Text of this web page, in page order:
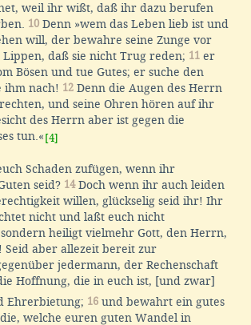
weil ihr wißt, daß ihr dazu berufen
10 Denn »wem das Leben lieb ist und
will, der bewahre seine Zunge vor
Lippen, daß sie nicht Trug reden; 11 er
Bösen und tue Gutes; er suche den
ihm nach! 12 Denn die Augen des Herrn
und seine Ohren hören auf ihr
des Herrn aber ist gegen die
tun.« [4]
Schaden zufügen, wenn ihr
seid? 14Doch wenn ihr auch leiden
willen, glückselig seid ihr! Ihr
nicht und laßt euch nicht
sondern heiligt vielmehr Gott, den Herrn,
Seid aber allezeit bereit zur
jedermann, der Rechenschaft
Hoffnung, die in euch ist, [und zwar]
Ehrerbietung; 16 und bewahrt ein gutes
welche euren guten Wandel in